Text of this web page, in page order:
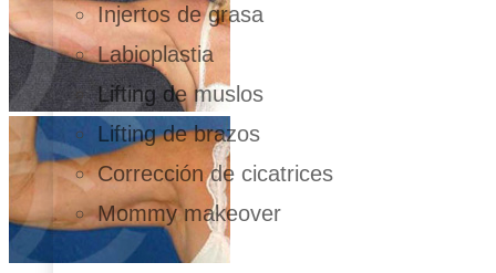
Injertos de grasa
Labioplastia
Lifting de muslos
Lifting de brazos
Corrección de cicatrices
Mommy makeover